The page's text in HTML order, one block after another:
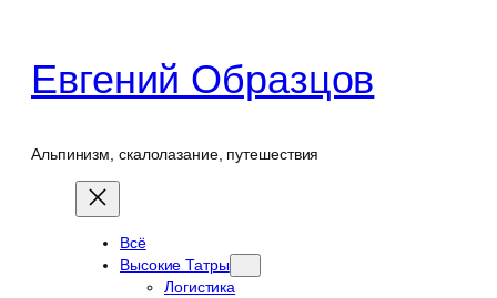
содержимому
Евгений Образцов
Альпинизм, скалолазание, путешествия
Всё
Высокие Татры
Логистика